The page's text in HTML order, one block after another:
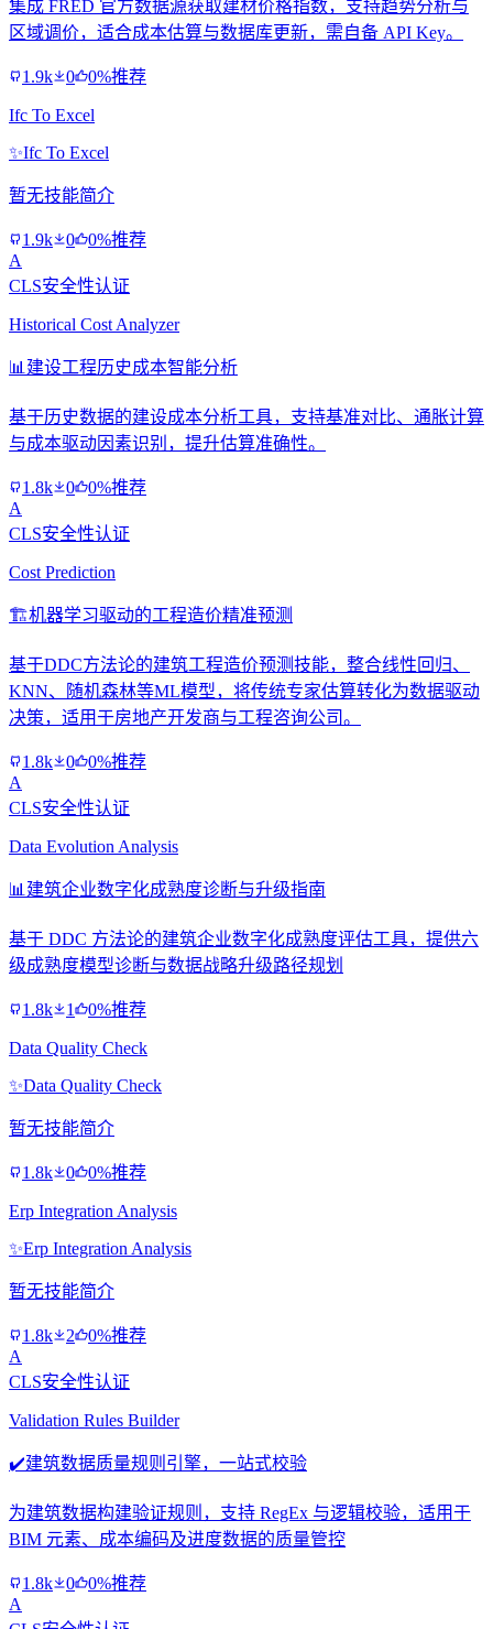
集成 FRED 官方数据源获取建材价格指数，支持趋势分析与
区域调价，适合成本估算与数据库更新，需自备 API Key。
1.9k 0 0%推荐
Ifc To Excel
✨Ifc To Excel
暂无技能简介
1.9k 0
0%推荐
A
CLS安全性认证
Historical Cost Analyzer
📊 建设工程历史成本智能分析
基于历史数据的建设成本分析工具，支持基准对比、通胀计算
与成本驱动因素识别，提升估算准确性。
1.8k 0
0%推荐
A
CLS安全性认证
Cost Prediction
🏗️机器学习驱动的工程造价精准预测
基于DDC方法论的建筑工程造价预测技能，整合线性回归、
KNN、随机森林等ML模型，将传统专家估算转化为数据驱动
决策，适用于房地产开发商与工程咨询公司。
1.8k 0
0%推荐
A
CLS安全性认证
Data Evolution Analysis
📊 建筑企业数字化成熟度诊断与升级指南
基于 DDC 方法论的建筑企业数字化成熟度评估工具，提供六
级成熟度模型诊断与数据战略升级路径规划
1.8k 1 0%推荐
Data Quality Check
✨Data Quality Check
暂无技能简介
1.8k 0 0%推荐
Erp Integration Analysis
✨Erp Integration Analysis
暂无技能简介
1.8k 2
0%推荐
A
CLS安全性认证
Validation Rules Builder
✔️建筑数据质量规则引擎，一站式校验
为建筑数据构建验证规则，支持 RegEx 与逻辑校验，适用于
BIM 元素、成本编码及进度数据的质量管控
1.8k 0
0%推荐
A